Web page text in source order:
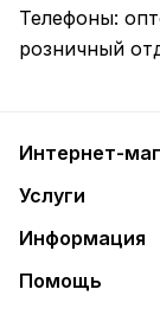
Телефоны:
розничный
Интернет-
Услуги
Информация
Помощь